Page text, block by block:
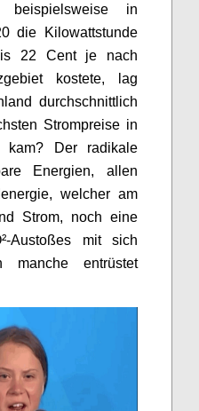
beispielsweise in
die Kilowattstunde
22 Cent je nach
kostete, lag
durchschnittlich
Strompreise in
Der radikale
Energien, allen
welcher am
Strom, noch eine
Austoßes mit sich
manche entrüstet